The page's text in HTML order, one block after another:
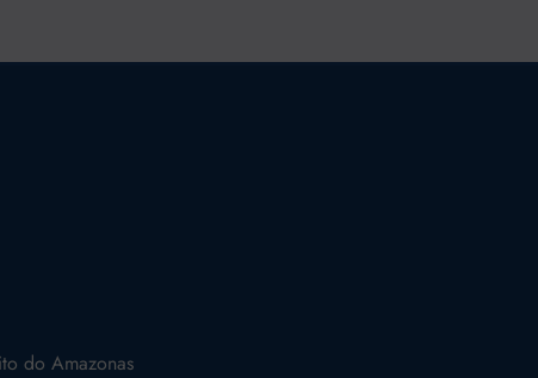
do Amazonas